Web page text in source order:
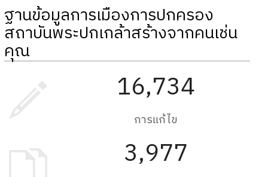
ฐานข้อมูลการเมืองการปกครอง
สถาบันพระปกเกล้าสร้างจากคนเช่น
คุณ
16,734
การแก้ไข
3,977